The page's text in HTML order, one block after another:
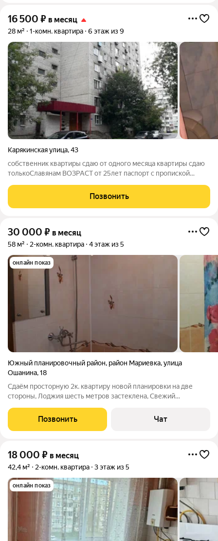
16 500 ₽ в месяц
28 м² 1-комн. квартира 6 этаж из 9
Карякинская улица,43
собственник квартиры сдаю от одного месяца квартиры сдаю
толькоСлавянам ВОЗРАСТ от 25лет паспорт с пропиской
Соблюдение правил проживания Чистоты и Порядка в
квартире СТРОГО ОБЯЗАТЕЛЬНО Есть варианты
Позвонить
30 000 ₽ в месяц
58 м² 2-комн. квартира 4 этаж из 5
онлайн показ
Южный планировочный район, район Мариевка,улица
Ошанина,18
Сдаём просторную 2к. квартиру новой планировки на две
стороны, Лоджия шесть метров застеклена, Свежий
ОТДЕЛЬНЫХ СПАЛЬНЫХ МЕСТА+ евро раскладушка с
матрасом), Вся необходимая для комфортного
Позвонить Чат
18 000 ₽ в месяц
42,4 м² 2-комн. квартира 3 этаж из 5
онлайн показ